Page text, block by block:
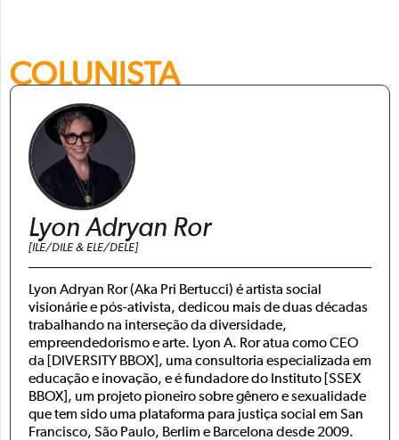
COLUNISTA
Lyon Adryan Ror
[ILE/DILE & ELE/DELE]
Lyon Adryan Ror (Aka Pri Bertucci) é artista social
visionárie e pós-ativista, dedicou mais de duas décadas
trabalhando na interseção da diversidade,
empreendedorismo e arte. Lyon A. Ror atua como CEO
da [DIVERSITY BBOX], uma consultoria especializada em
educação e inovação, e é fundadore do Instituto [SSEX
BBOX], um projeto pioneiro sobre gênero e sexualidade
que tem sido uma plataforma para justiça social em San
Francisco, São Paulo, Berlim e Barcelona desde 2009.